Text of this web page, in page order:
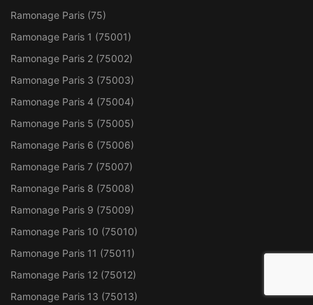
Ramonage Paris (75)
Ramonage Paris 1 (75001)
Ramonage Paris 2 (75002)
Ramonage Paris 3 (75003)
Ramonage Paris 4 (75004)
Ramonage Paris 5 (75005)
Ramonage Paris 6 (75006)
Ramonage Paris 7 (75007)
Ramonage Paris 8 (75008)
Ramonage Paris 9 (75009)
Ramonage Paris 10 (75010)
Ramonage Paris 11 (75011)
Ramonage Paris 12 (75012)
Ramonage Paris 13 (75013)